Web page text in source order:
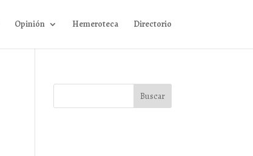
Opinión Hemeroteca Directorio